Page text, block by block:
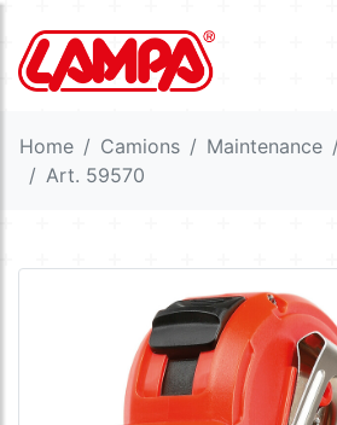
Home Camions Maintenance
Art. 59570